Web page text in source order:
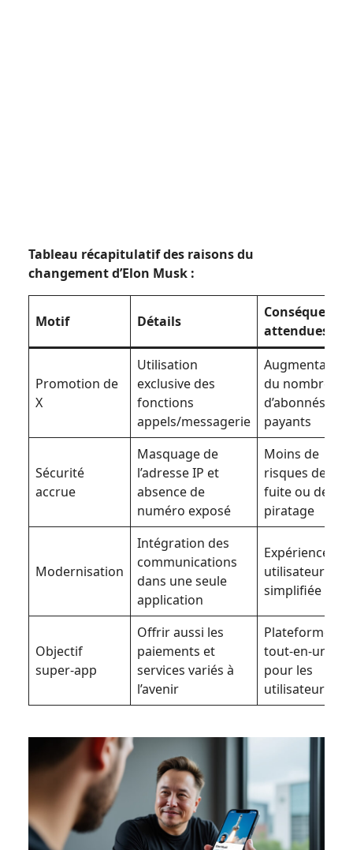
Tableau récapitulatif des raisons du
changement d’Elon Musk :
Motif Détails
Conséquences
attendues
Promotion de
X
Utilisation
exclusive des
fonctions
appels/messagerie
Augmentation
du nombre
d’abonnés
payants
Sécurité
accrue
Masquage de
l’adresse IP et
absence de
numéro exposé
Moins de
risques de
fuite ou de
piratage
Modernisation
Intégration des
communications
dans une seule
application
Expérience
utilisateur
simplifiée
Objectif
super-app
Offrir aussi les
paiements et
services variés à
l’avenir
Plateforme
tout-en-un
pour les
utilisateurs